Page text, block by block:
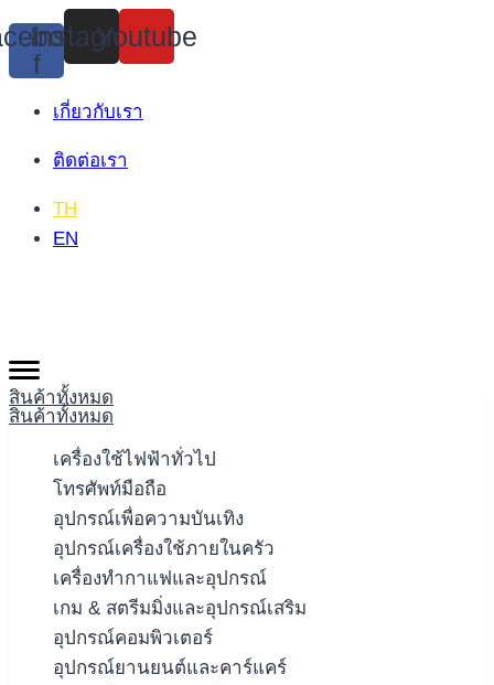
Skip
to
content
f
Instagram
Youtube
เกี่ยวกับเรา
ติดต่อเรา
TH
EN
สินค้าทั้งหมด
สินค้าทั้งหมด
เครื่องใช้ไฟฟ้าทั่วไป
โทรศัพท์มือถือ
อุปกรณ์เพื่อความบันเทิง
อุปกรณ์เครื่องใช้ภายในครัว
เครื่องทำกาแฟและอุปกรณ์
เกม & สตรีมมิ่งและอุปกรณ์เสริม
อุปกรณ์คอมพิวเตอร์
อุปกรณ์ยานยนต์และคาร์แคร์